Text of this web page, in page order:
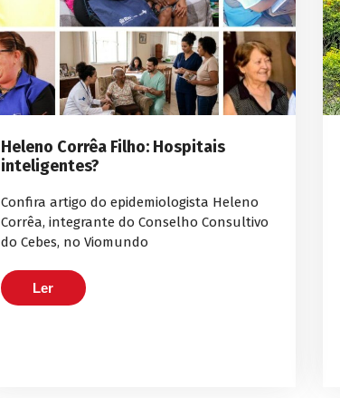
Heleno Corrêa Filho: Hospitais
inteligentes?
Confira artigo do epidemiologista Heleno
Corrêa, integrante do Conselho Consultivo
do Cebes, no Viomundo
Ler